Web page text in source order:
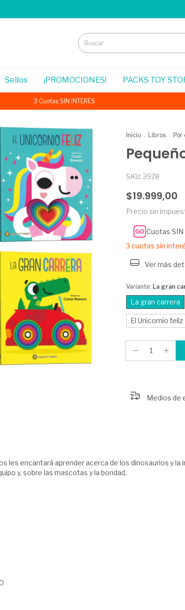
Sellos ¡PROMOCIONES! PACKS TOY
3 Cuotas SIN INTERÉS
Inicio . Libros . Por
SKU: 3978
$19.999,00
Precio sin
Cuotas
3 cuotas sin
Ver más
Variante: La gran
La gran carrera
El Unicornio feliz
Medios de
les encantará aprender acerca de los dinosaurios y la
y, sobre las mascotas y la bondad.